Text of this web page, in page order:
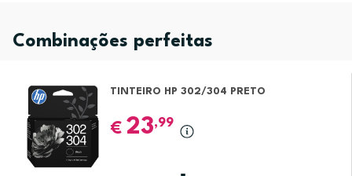
Combinações perfeitas
TINTEIRO HP 302/304 PRETO
€ 23,99